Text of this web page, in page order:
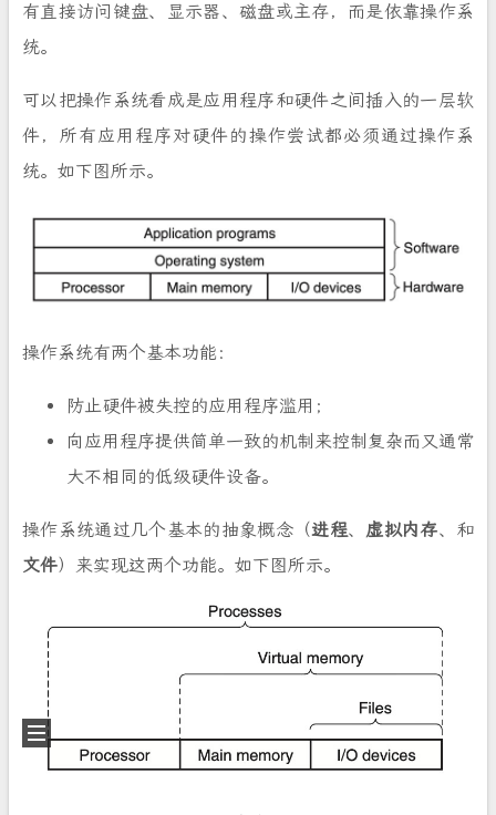
有直接访问键盘、显示器、磁盘或主存，而是依靠操作系
统。
可以把操作系统看成是应用程序和硬件之间插入的一层软
件，所有应用程序对硬件的操作尝试都必须通过操作系
统。如下图所示。
操作系统有两个基本功能：
防止硬件被失控的应用程序滥用；
向应用程序提供简单一致的机制来控制复杂而又通常
大不相同的低级硬件设备。
操作系统通过几个基本的抽象概念（进程、 虚拟内存、和
文件）来实现这两个功能。如下图所示。